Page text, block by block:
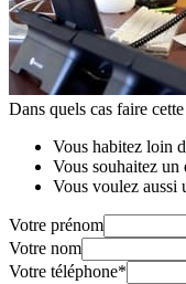
Dans quels cas faire
Vous habitez loin
Vous souhaitez un
Vous voulez aussi
Votre prénom
Votre nom
Votre téléphone*